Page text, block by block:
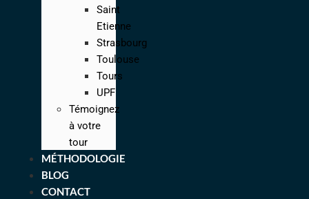
Saint
Etienne
Strasbourg
Toulouse
Tours
UPF
Témoignez
à votre
tour
MÉTHODOLOGIE
BLOG
CONTACT